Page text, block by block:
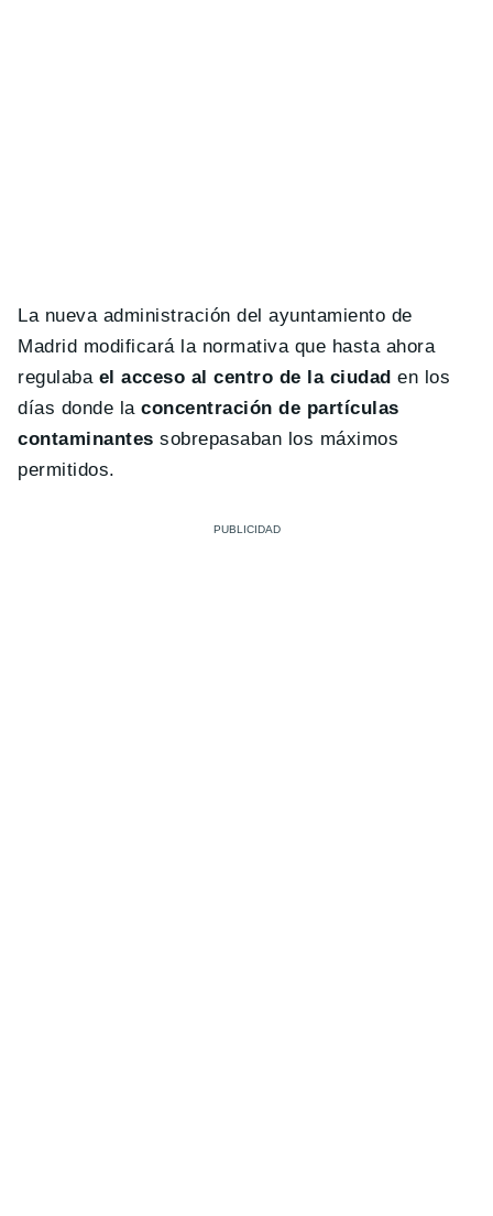
La nueva administración del ayuntamiento de
Madrid modificará la normativa que hasta ahora
regulaba el acceso al centro de la ciudad en los
días donde laconcentración de partículas
contaminantes sobrepasaban los máximos
permitidos.